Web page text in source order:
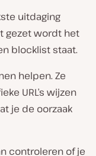
uitdaging
gezet wordt het
blocklist staat.
helpen. Ze
URL’s wijzen
je de oorzaak
controleren of je